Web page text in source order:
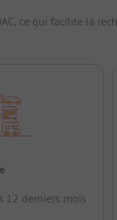
ce qui facilite la
12 derniers mois